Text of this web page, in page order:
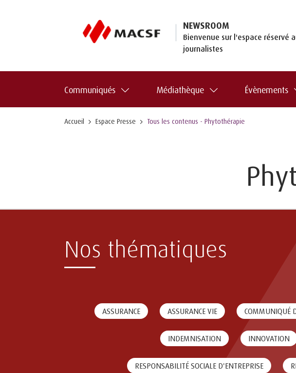
NEWSROOM
Bienvenue sur l'espace réservé
journalistes
Communiqués Médiathèque Évènements
Accueil Espace Presse Tous les contenus - Phytothérapie
Nos thématiques
ASSURANCE ASSURANCE VIE COMMUNIQUÉ
INDEMNISATION INNOVATION
RESPONSABILITÉ SOCIALE D'ENTREPRISE